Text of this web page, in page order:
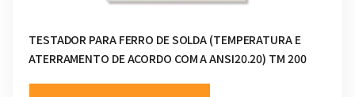
TESTADOR PARA FERRO DE SOLDA (TEMPERATURA E
ATERRAMENTO DE ACORDO COM A ANSI20.20) TM 200